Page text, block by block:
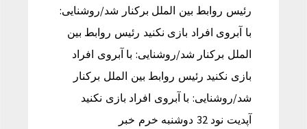
رئیس روابط بین الملل برکنار شد/روشنایی:
با آبروی افراد بازی نکنید رئیس روابط بین
الملل برکنار شد/روشنایی: با آبروی افراد
بازی نکنید رئیس روابط بین الملل برکنار
شد/روشنایی: با آبروی افراد بازی نکنید
آپدیت نود 32 دوشنبه خرم خبر